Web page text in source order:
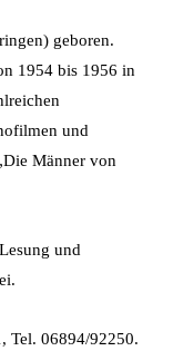
geboren.
1954 bis 1956 in
und
Männer von
und
Tel. 06894/92250.